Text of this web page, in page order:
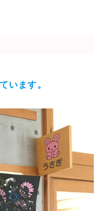
います。